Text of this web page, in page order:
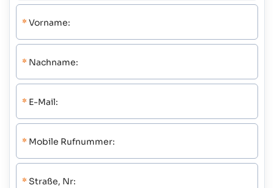
* Vorname:
* Nachname:
* E-Mail:
* Mobile Rufnummer:
* Straße, Nr: